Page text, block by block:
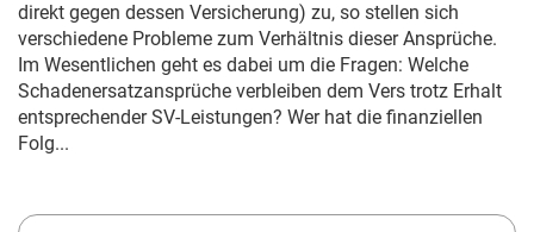
direkt gegen dessen Versicherung) zu, so stellen sich
verschiedene Probleme zum Verhältnis dieser Ansprüche.
Im Wesentlichen geht es dabei um die Fragen: Welche
Schadenersatzansprüche verbleiben dem Vers trotz Erhalt
entsprechender SV-Leistungen? Wer hat die finanziellen
Folg...